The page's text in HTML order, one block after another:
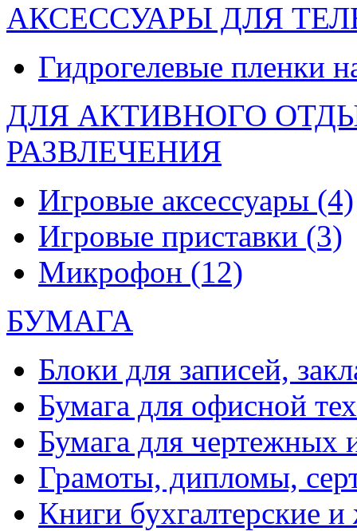
АКСЕССУАРЫ ДЛЯ
Гидрогелевые пленки
ДЛЯ АКТИВНОГО
РАЗВЛЕЧЕНИЯ
Игровые аксессуары (4)
Игровые приставки (3)
Микрофон (12)
БУМАГА
Блоки для записей,
Бумага для офисной
Бумага для чертежных
Грамоты, дипломы,
Книги бухгалтерские